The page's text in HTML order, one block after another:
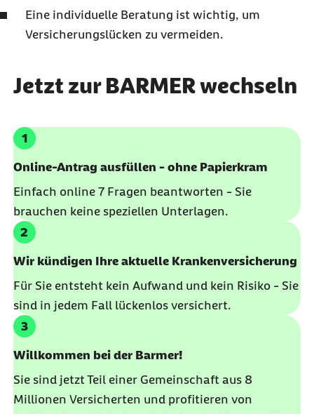
Eine individuelle Beratung ist wichtig, um
Versicherungslücken zu vermeiden.
Jetzt zur BARMER wechseln
Online-Antrag ausfüllen - ohne Papierkram
Einfach online 7 Fragen beantworten - Sie
brauchen keine speziellen Unterlagen.
Wir kündigen Ihre aktuelle Krankenversicherung
Für Sie entsteht kein Aufwand und kein Risiko - Sie
sind in jedem Fall lückenlos versichert.
Willkommen bei der Barmer!
Sie sind jetzt Teil einer Gemeinschaft aus 8
Millionen Versicherten und profitieren von